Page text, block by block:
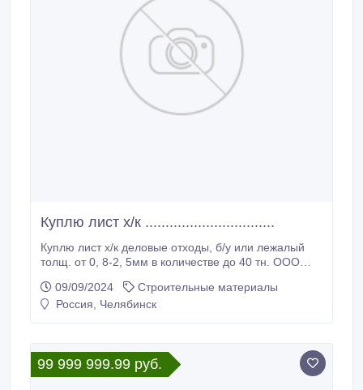
Куплю лист х/к ................................
Куплю лист х/к деловые отходы, б/у или лежалый
толщ. от 0, 8-2, 5мм в количестве до 40 тн. ООО
Челябинск 8-963-512-59-68, 8-932-976-02-15, 8-951-
430-01-93 user589639@mail.ru,
09/09/2024
Строительные материалы
Россия, Челябинск
99 999 999.99 руб.